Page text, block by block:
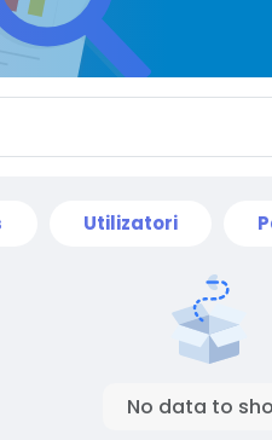
Utilizatori
No data to